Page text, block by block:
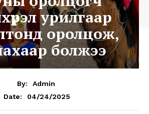
урилгаар
оролцож,
болжээ
By:
Admin
Date:
04/24/2025